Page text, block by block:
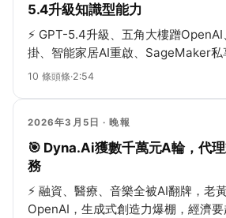
5.4升級知識型能力
⚡ GPT-5.4升級、五角大樓蹭OpenAI
掛、智能家居AI重啟、SageMaker私
你洗腦子——AI圈一週全在搶戲！
10 條頭條·2:54
2026年3月5日 · 晚報
🎯 Dyna.Ai獲數千萬元A輪，代
務
⚡ 融資、醫療、音樂全被AI翻牌，老
OpenAI，生成式創造力爆棚，經濟要